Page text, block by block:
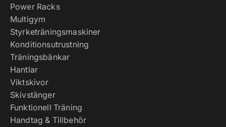
Power Racks
Multigym
Styrketräningsmaskiner
Konditionsutrustning
Träningsbänkar
Hantlar
Viktskivor
Skivstänger
Funktionell Träning
Handtag & Tillbehör